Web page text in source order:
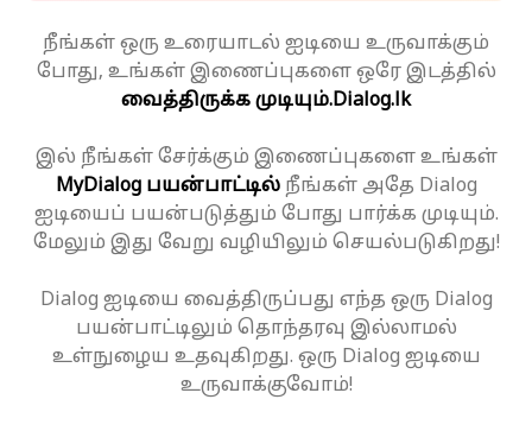
நீங்கள் ஒரு உரையாடல் ஐடியை உருவாக்கும்
போது, உங்கள் இணைப்புகளை ஒரே இடத்தில்
வைத்திருக்க முடியும்.Dialog.lk
இல் நீங்கள் சேர்க்கும் இணைப்புகளை உங்கள்
MyDialog பயன்பாட்டில்நீங்கள் அதே Dialog
ஐடியைப் பயன்படுத்தும் போது பார்க்க முடியும்.
மேலும் இது வேறு வழியிலும் செயல்படுகிறது!
Dialog ஐடியை வைத்திருப்பது எந்த ஒரு Dialog
பயன்பாட்டிலும் தொந்தரவு இல்லாமல்
உள்நுழைய உதவுகிறது. ஒரு Dialog ஐடியை
உருவாக்குவோம்!